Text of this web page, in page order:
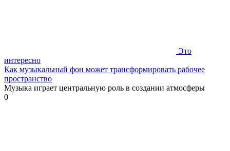
Это
интересно
Как музыкальный фон может трансформировать рабочее
пространство
Музыка играет центральную роль в создании атмосферы
0